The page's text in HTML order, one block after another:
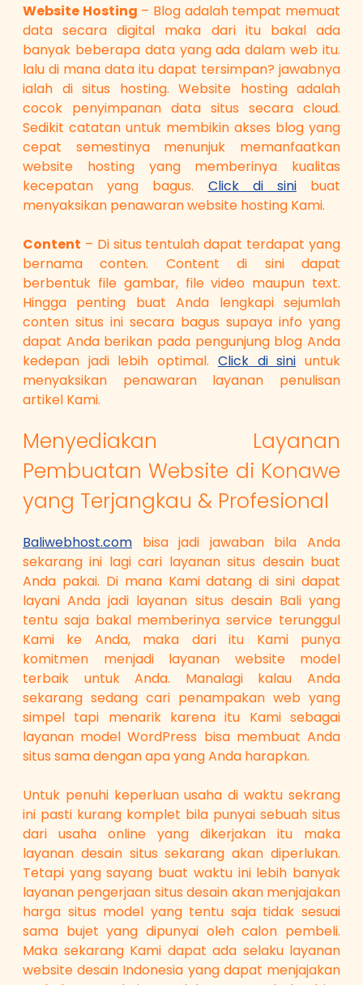
Website Hosting – Blog adalah tempat memuat
data secara digital maka dari itu bakal ada
banyak beberapa data yang ada dalam web itu.
lalu di mana data itu dapat tersimpan? jawabnya
ialah di situs hosting. Website hosting adalah
cocok penyimpanan data situs secara cloud.
Sedikit catatan untuk membikin akses blog yang
cepat semestinya menunjuk memanfaatkan
website hosting yang memberinya kualitas
kecepatan yang bagus. Click di sinibuat
menyaksikan penawaran website hosting Kami.
Content – Di situs tentulah dapat terdapat yang
bernama conten. Content di sini dapat
berbentuk file gambar, file video maupun text.
Hingga penting buat Anda lengkapi sejumlah
conten situs ini secara bagus supaya info yang
dapat Anda berikan pada pengunjung blog Anda
kedepan jadi lebih optimal. Click di sini untuk
menyaksikan penawaran layanan penulisan
artikel Kami.
Menyediakan Layanan
Pembuatan Website di Konawe
yang Terjangkau & Profesional
Baliwebhost.com bisa jadi jawaban bila Anda
sekarang ini lagi cari layanan situs desain buat
Anda pakai. Di mana Kami datang di sini dapat
layani Anda jadi layanan situs desain Bali yang
tentu saja bakal memberinya service terunggul
Kami ke Anda, maka dari itu Kami punya
komitmen menjadi layanan website model
terbaik untuk Anda. Manalagi kalau Anda
sekarang sedang cari penampakan web yang
simpel tapi menarik karena itu Kami sebagai
layanan model WordPress bisa membuat Anda
situs sama dengan apa yang Anda harapkan.
Untuk penuhi keperluan usaha di waktu sekrang
ini pasti kurang komplet bila punyai sebuah situs
dari usaha online yang dikerjakan itu maka
layanan desain situs sekarang akan diperlukan.
Tetapi yang sayang buat waktu ini lebih banyak
layanan pengerjaan situs desain akan menjajakan
harga situs model yang tentu saja tidak sesuai
sama bujet yang dipunyai oleh calon pembeli.
Maka sekarang Kami dapat ada selaku layanan
website desain Indonesia yang dapat menjajakan